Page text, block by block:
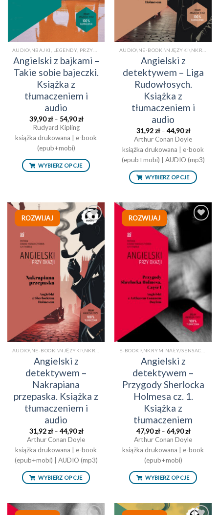
Angielski z bajkami –
Takie sobie bajeczki.
Książka z
tłumaczeniem i
audio
39,90zł – 54,90złZakres
39,90 zł
Rudyard Kipling
książka drukowana | e-book
(epub+mobi)
WYBIERZ OPCJE
Angielski z
detektywem – Liga
Rudowłosych.
Książka z
tłumaczeniem i
audio
31,92zł – 44,90złZakres
cen:
od
31,92 zł
do
44,90 zł
Arthur Conan Doyle
książka drukowana | e-book
(epub+mobi) | AUDIO (mp3)
WYBIERZ OPCJE
ROZWIJAJ
Dodaj
do
listy
życzeń
Angielski z
detektywem –
Nakrapiana
przepaska. Książka z
tłumaczeniem i
audio
31,92zł – 44,90złZakres
cen:
od
31,92 zł
do
44,90 zł
Arthur Conan Doyle
książka drukowana | e-book
(epub+mobi) | AUDIO (mp3)
WYBIERZ OPCJE
ROZWIJAJ
Dodaj
do
życzeń
Angielski z
detektywem –
Przygody Sherlocka
Holmesa cz. 1.
Książka z
tłumaczeniem
47,90zł – 64,90złZakres
cen:
od
47,90 zł
Arthur Conan Doyle
książka drukowana | e-book
(epub+mobi)
WYBIERZ OPCJE